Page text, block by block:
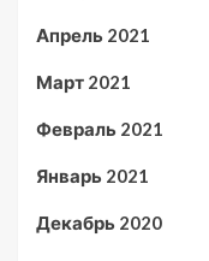
Апрель 2021
Март 2021
Февраль 2021
Январь 2021
Декабрь 2020